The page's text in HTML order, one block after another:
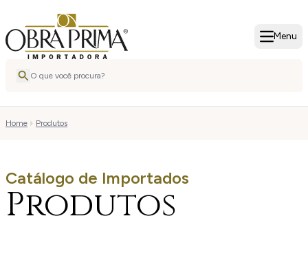
Menu
Home Produtos
Catálogo de Importados
Produtos